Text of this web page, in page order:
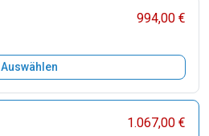
994,00 €
Auswählen
1.067,00 €